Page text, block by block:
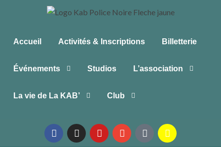
Accueil Activités & Inscriptions Billetterie
Événements Studios L’association
La vie de La KAB’ Club